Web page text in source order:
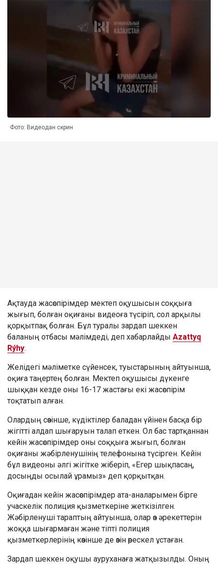
Фото: Видеодан скрин
Ақтауда жасөспірімдер мектеп оқушысын соққыға
жығып, болған оқиғаны видеоға түсіріп, сол арқылы
қорқытпақ болған. Бұл туралы зардап шеккен
баланың отбасы мәлімдеді, деп хабарлайды Azattyq
Rýhy.
Желідегі мәліметке сүйенсек, туыстарының айтуынша,
оқиға таңертең болған. Мектеп оқушысы дүкенге
шыққан кезде оны 16-17 жастағы екі жасөспірім
тоқтатып алған.
Олардың сөзінше, күдіктілер баладан үйінен басқа бір
жігітті алдап шығаруын талап еткен. Ол бас тартқаннан
кейін жасөспірімдер оны соққыға жығып, болған
оқиғаны жәбірленушінің телефонына түсірген. Кейін
бұл видеоны әлгі жігітке жіберіп, «Егер шықпасаң,
досыңды осылай ұрамыз» деп қорқытқан.
Оқиғадан кейін жасөспірімдер ата-аналарымен бірге
учаскелік полиция қызметкеріне жеткізілген.
Жәбірленуші тараптың айтуынша, олар өз әрекеттерін
жоққа шығармаған және тіпті полиция
қызметкерлерінің көзінше де өзін өрескел ұстаған.
Зардап шеккен оқушы ауруханаға жатқызылды. Оның